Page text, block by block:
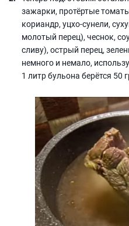
зажарки, протёртые
кориандр, уцхо-сунели,
молотый перец), чеснок,
сливу), острый перец,
немного и немало,
1 литр бульона берётся 50